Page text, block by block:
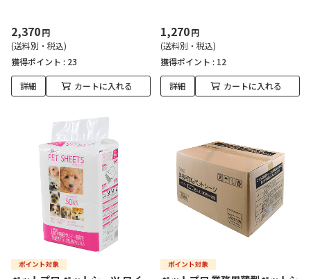
2,370円
(送料別・税込)
獲得ポイント : 23
詳細 カートに入れる
1,270円
(送料別・税込)
獲得ポイント : 12
詳細 カートに入れる